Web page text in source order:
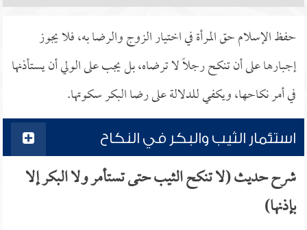
حفظ الإسلام حق المرأة في اختيار الزوج والرضا به، فلا يجوز
إجبارها على أن تنكح رجلاً لا ترضاه، بل يجب على الولي أن يستأذنها
في أمر نكاحها، ويكفي للدلالة على رضا البكر سكوتها.
استئمار الثيب والبكر في النكاح
شرح حديث (لا تنكح الثيب حتى تستأمر ولا البكر إلا
بإذنها)